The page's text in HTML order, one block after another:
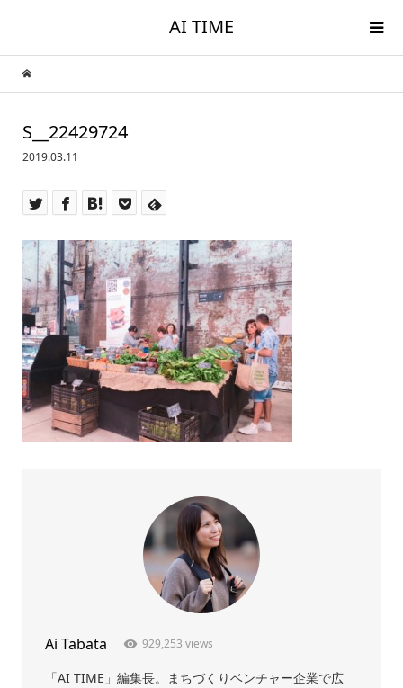
AI TIME
S__22429724
2019.03.11
Ai Tabata 929,253 views
「AI TIME」編集長。まちづくりベンチャー企業で広